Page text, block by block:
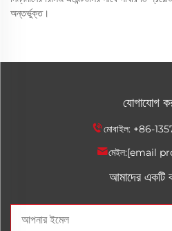
অন্তর্ভুক্ত।
যোগাযোগ
মোবাইল: +86-
মেইল:[email
আমাদের একটি